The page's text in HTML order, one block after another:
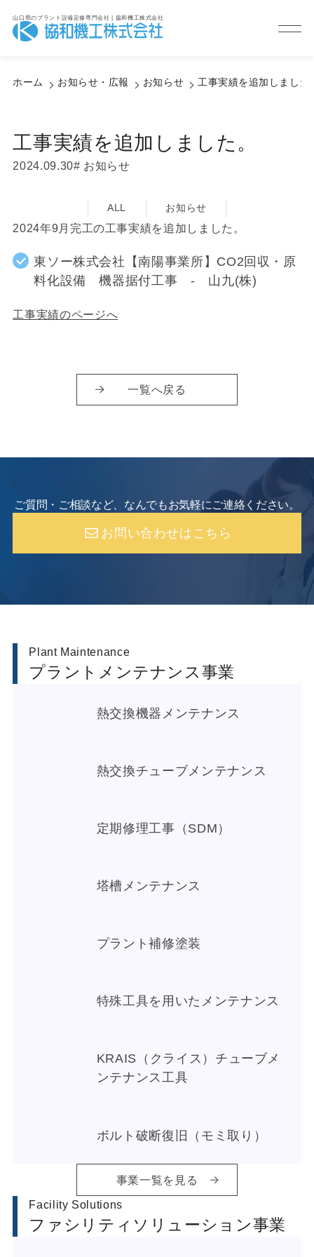
山口県のプラント設備定修専門会社 | 協和機工株式会社
Information
ホーム お知らせ・広報 お知らせ 工事実績を追加しました
工事実績を追加しました。
2024.09.30 お知らせ
2024年9月完工の工事実績を追加しました。
東ソー株式会社【南陽事業所】CO2回収・原
料化設備 機器据付工事 - 山九(株)
工事実績のページへ
一覧へ戻る
ALL お知らせ
ご質問・ご相談など、なんでもお気軽にご連絡ください。
お問い合わせはこちら
Plant Maintenance
プラントメンテナンス事業
熱交換機器メンテナンス
熱交換チューブメンテナンス
定期修理工事（SDM）
塔槽メンテナンス
プラント補修塗装
特殊工具を用いたメンテナンス
KRAIS（クライス）チューブメ
ンテナンス工具
ボルト破断復旧（モミ取り）
事業一覧を見る
Facility Solutions
ファシリティソリューション事業